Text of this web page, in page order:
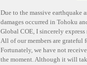
Due to the massive earthquake
damages occurred in Tohoku
Global COE, I sincerely
All of our members are grateful
Fortunately, we have not
the moment. Although it will